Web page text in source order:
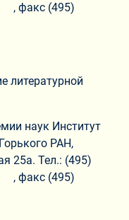
(495)
литературной
наук Институт
РАН,
25а. Тел.: (495)
(495)